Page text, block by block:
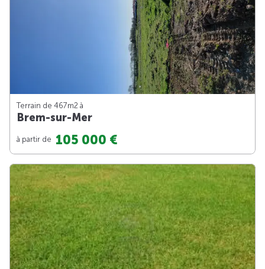
Terrain de 467m2 à
Brem-sur-Mer
à partir de 105 000 €